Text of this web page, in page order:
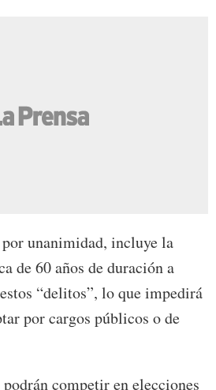
unanimidad, incluye la
de 60 años de duración a
“delitos”, lo que impedirá
por cargos públicos o de
competir en elecciones